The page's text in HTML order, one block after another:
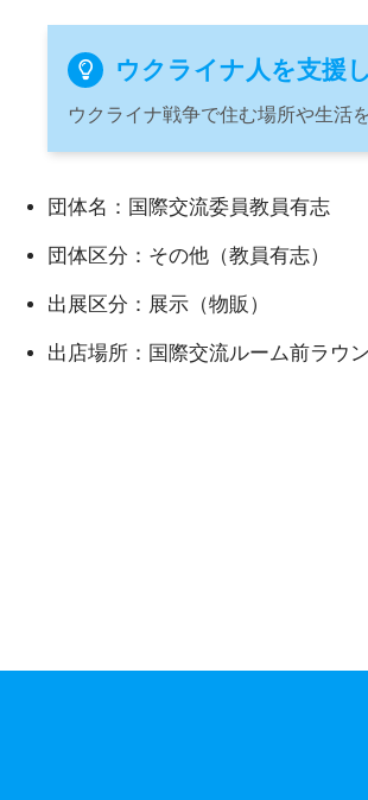
ウクライナ人を支援
ウクライナ戦争で住む場所や生活
団体名：国際交流委員教員有志
団体区分：その他（教員有志）
出展区分：展示（物販）
出店場所：国際交流ルーム前ラウ